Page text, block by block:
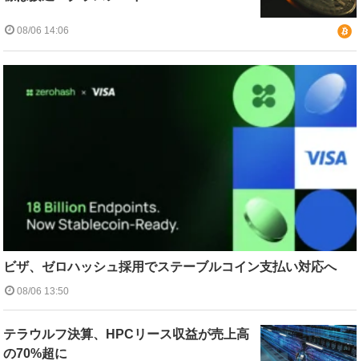
08/06 14:06
ビザ、ゼロハッシュ採用でステーブルコイン支払い対応へ
08/06 13:50
テラウルフ決算、HPCリース収益が売上高
の70%超に